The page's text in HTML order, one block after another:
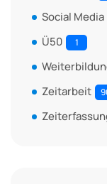
Social
Ü50 1
Zeitarbeit